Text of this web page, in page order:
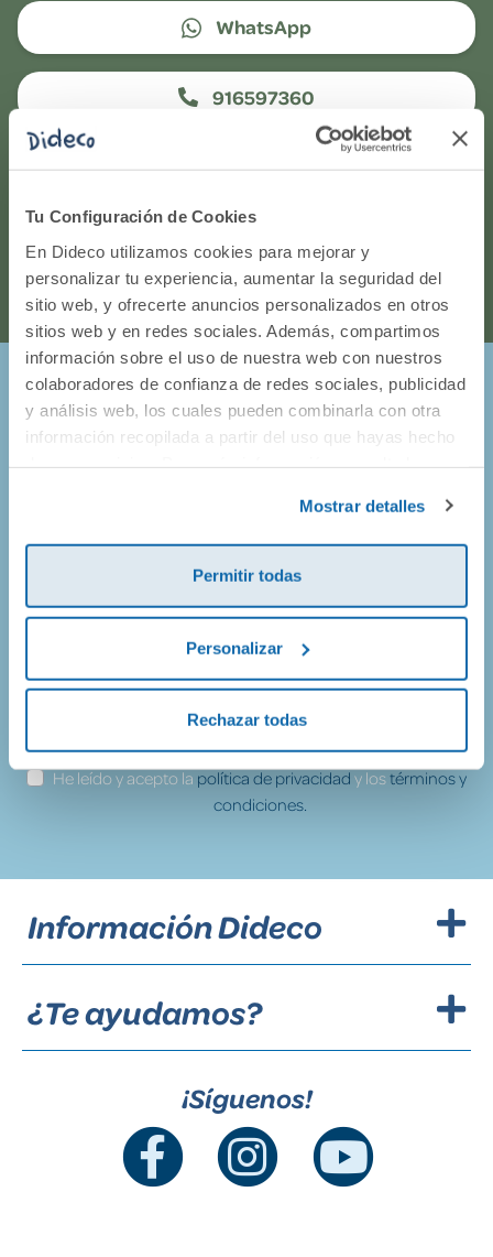
Tu Configuración de Cookies
En Dideco utilizamos cookies para mejorar y
personalizar tu experiencia, aumentar la seguridad del
sitio web, y ofrecerte anuncios personalizados en otros
sitios web y en redes sociales. Además, compartimos
información sobre el uso de nuestra web con nuestros
colaboradores de confianza de redes sociales, publicidad
y análisis web, los cuales pueden combinarla con otra
información recopilada a partir del uso que hayas hecho
Mostrar detalles
Permitir todas
Personalizar
Rechazar todas
WhatsApp
916597360
Correo electrónico
Horario de atención telefónica: de Lunes a Viernes, de
9:00h a 17:00h.
¡Entérate de todo lo que pasa en
Dideco!
Prometemos no llenarte el buzón de correos, así que solo
vamos a enviarte mails de promociones geniales, de
productos nuevos y alguna que otra sorpresa.
¡Apúntate!
He leído y acepto lapolítica de privacidady lostérminos y
condiciones.
Información Dideco
¿Te ayudamos?
¡Síguenos!